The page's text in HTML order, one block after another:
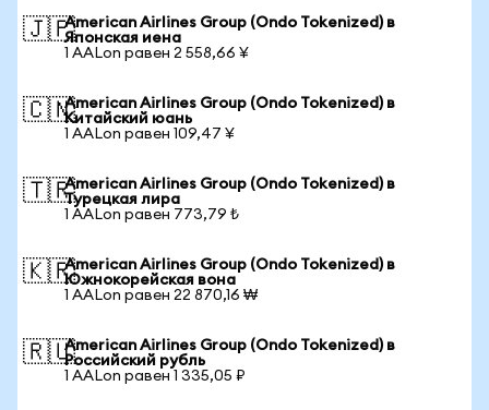
🇯🇵American Airlines Group (Ondo Tokenized) в
Японская иена
1 AALon равен 2 558,66 ¥
🇨🇳American Airlines Group (Ondo Tokenized) в
Китайский юань
1 AALon равен 109,47 ¥
🇹🇷American Airlines Group (Ondo Tokenized) в
Турецкая лира
1 AALon равен 773,79 ₺
🇰🇷American Airlines Group (Ondo Tokenized) в
Южнокорейская вона
1 AALon равен 22 870,16 ₩
🇷🇺American Airlines Group (Ondo Tokenized) в
Российский рубль
1 AALon равен 1 335,05 ₽